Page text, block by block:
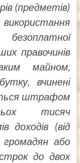
(предметів)
використання
правочинів
майном,
вчинені
штрафом
тисяч
доходів (від
або
до двох